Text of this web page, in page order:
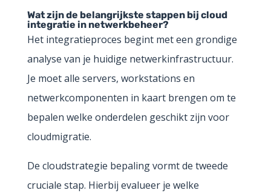
Wat zijn de belangrijkste stappen bij cloud
integratie in netwerkbeheer?
Het integratieproces begint met een grondige
analyse van je huidige netwerkinfrastructuur.
Je moet alle servers, workstations en
netwerkcomponenten in kaart brengen om te
bepalen welke onderdelen geschikt zijn voor
cloudmigratie.
De cloudstrategie bepaling vormt de tweede
cruciale stap. Hierbij evalueer je welke